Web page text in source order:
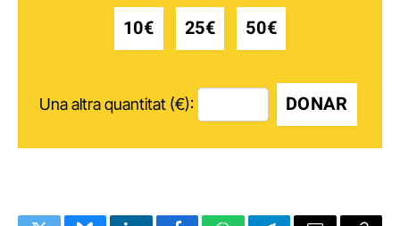
10€ 25€ 50€
Una altra quantitat (€): DONAR